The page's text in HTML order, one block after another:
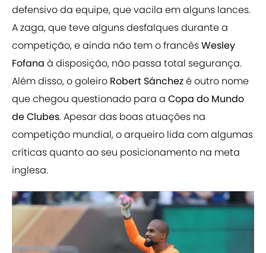
defensivo da equipe, que vacila em alguns lances.
A zaga, que teve alguns desfalques durante a
competição, e ainda não tem o francêsWesley
Fofana à disposição, não passa total segurança.
Além disso, o goleiro Robert Sánchezé outro nome
que chegou questionado para a Copa do Mundo
de Clubes. Apesar das boas atuações na
competição mundial, o arqueiro lida com algumas
críticas quanto ao seu posicionamento na meta
inglesa.